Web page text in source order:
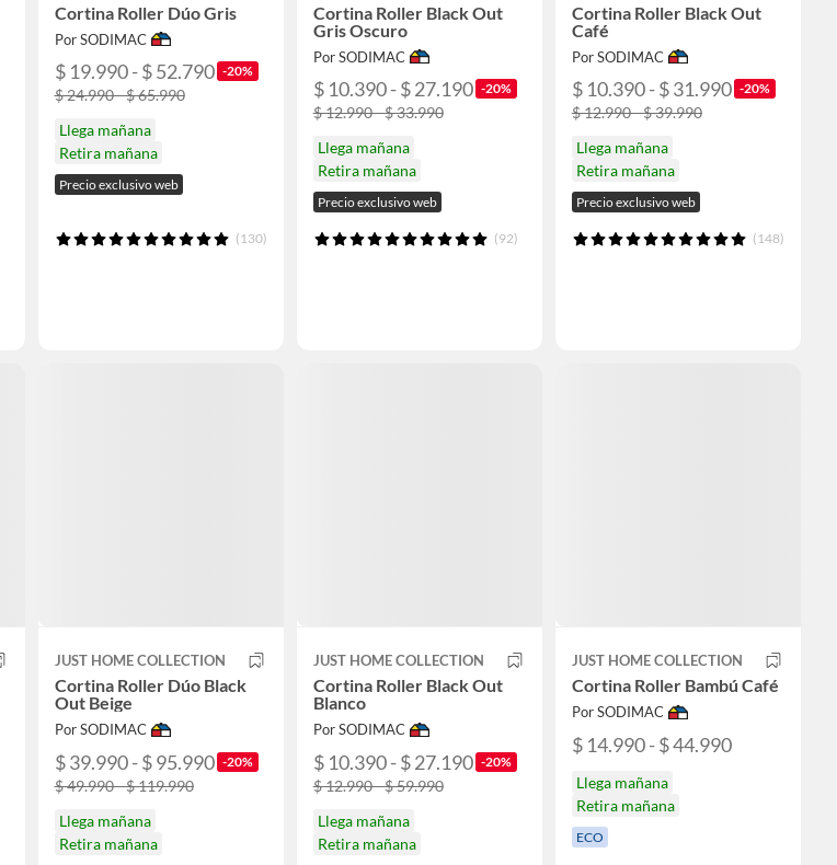
Cortina Roller Dúo Gris
Por SODIMAC
$ 19.990 - $ 52.790 -20%
$ 24.990 - $ 65.990
Llega mañana
Retira mañana
Precio exclusivo web
(130)
Cortina Roller Black Out
Gris Oscuro
Por SODIMAC
$ 10.390 - $ 27.190 -20%
$ 12.990 - $ 33.990
Llega mañana
Retira mañana
Precio exclusivo web
(92)
Cortina Roller Black Out
Café
Por SODIMAC
$ 10.390 - $ 31.990 -20%
$ 12.990 - $ 39.990
Llega mañana
Retira mañana
Precio exclusivo web
(148)
JUST HOME COLLECTION
Cortina Roller Dúo Black
Out Beige
Por SODIMAC
$ 39.990 - $ 95.990 -20%
$ 49.990 - $ 119.990
Llega mañana
Retira mañana
JUST HOME COLLECTION
Cortina Roller Black Out
Blanco
Por SODIMAC
$ 10.390 - $ 27.190 -20%
$ 12.990 - $ 59.990
Llega mañana
Retira mañana
JUST HOME COLLECTION
Cortina Roller Bambú Café
Por SODIMAC
$ 14.990 - $ 44.990
Llega mañana
Retira mañana
ECO